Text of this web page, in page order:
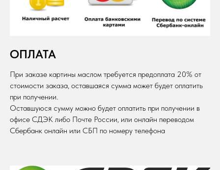
ОПЛАТА
При заказе картины маслом требуется предоплата 20% от
стоимости заказа, оставшаяся сумма может будет оплатить
при получении.
Оставшуюся сумму можно будет оплатить при получении в
офисе СДЭК либо Почте России, или онлайн переводом
Сбербанк онлайн или СБП по номеру телефона